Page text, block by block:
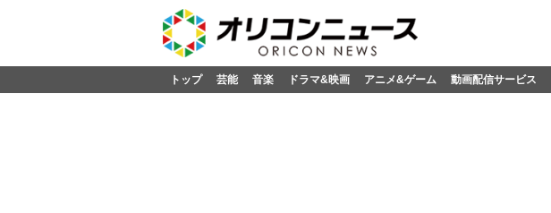
トップ 芸能 音楽 ドラマ&映画 アニメ&ゲーム 動画配信サービス